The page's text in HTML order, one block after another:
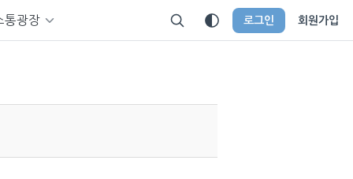
통광장 로그인 회원가입